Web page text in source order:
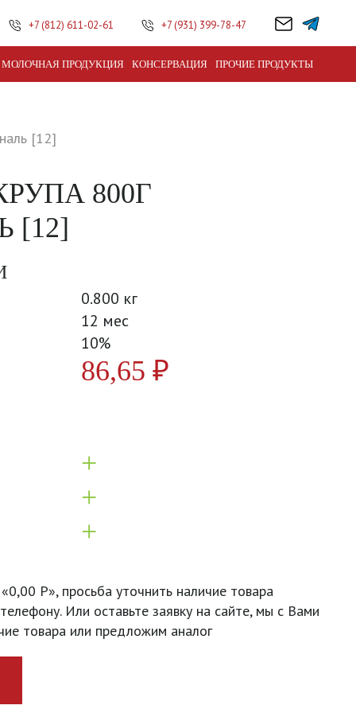
+7 (812) 611-02-61 +7 (931) 399-78-47
МОЛОЧНАЯ ПРОДУКЦИЯ КОНСЕРВАЦИЯ ПРОЧИЕ ПРОДУКТЫ
[12]
800Г
[12]
0.800 кг
12 мес
10%
86,65 ₽
+
+
+
Р», просьба уточнить наличие товара
Или оставьте заявку на сайте, мы с Вами
товара или предложим аналог